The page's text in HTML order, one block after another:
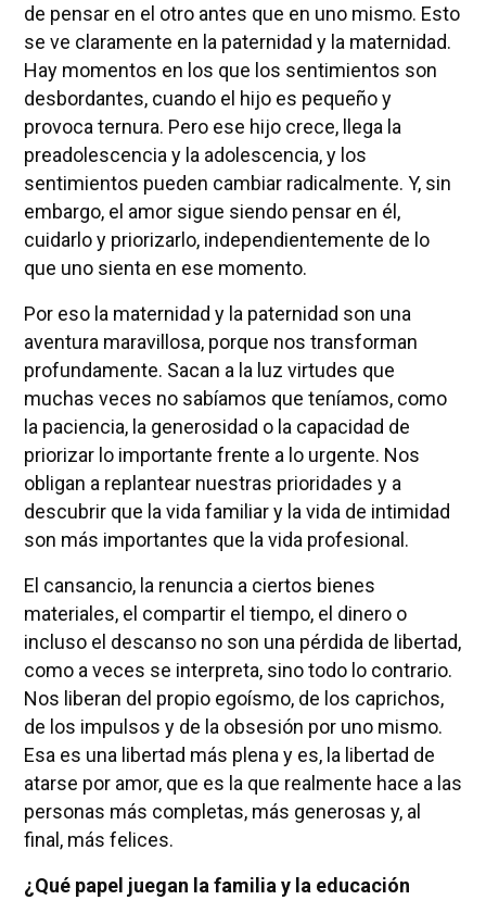
de pensar en el otro antes que en uno mismo. Esto
se ve claramente en la paternidad y la maternidad.
Hay momentos en los que los sentimientos son
desbordantes, cuando el hijo es pequeño y
provoca ternura. Pero ese hijo crece, llega la
preadolescencia y la adolescencia, y los
sentimientos pueden cambiar radicalmente. Y, sin
embargo, el amor sigue siendo pensar en él,
cuidarlo y priorizarlo, independientemente de lo
que uno sienta en ese momento.
Por eso la maternidad y la paternidad son una
aventura maravillosa, porque nos transforman
profundamente. Sacan a la luz virtudes que
muchas veces no sabíamos que teníamos, como
la paciencia, la generosidad o la capacidad de
priorizar lo importante frente a lo urgente. Nos
obligan a replantear nuestras prioridades y a
descubrir que la vida familiar y la vida de intimidad
son más importantes que la vida profesional.
El cansancio, la renuncia a ciertos bienes
materiales, el compartir el tiempo, el dinero o
incluso el descanso no son una pérdida de libertad,
como a veces se interpreta, sino todo lo contrario.
Nos liberan del propio egoísmo, de los caprichos,
de los impulsos y de la obsesión por uno mismo.
Esa es una libertad más plena y es, la libertad de
atarse por amor, que es la que realmente hace a las
personas más completas, más generosas y, al
final, más felices.
¿Qué papel juegan la familia y la educación